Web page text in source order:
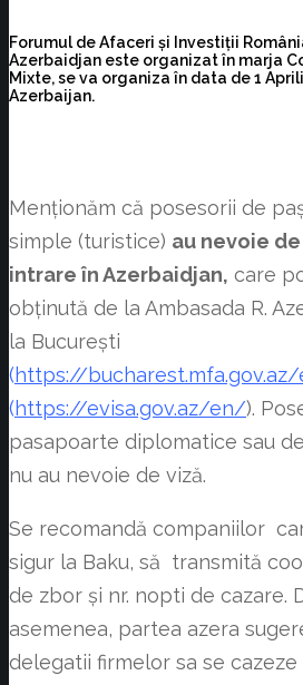
Forumul de Afaceri și Investiții
Azerbaidjan este organizat în marja
Mixte, se va organiza în data de 1
Azerbaijan.
Menționăm că posesorii de
simple (turistice) au nevoie
intrare în Azerbaidjan, care
obținută de la Ambasada R.
la București
(https://bucharest.mfa.gov.az/
(https://evisa.gov.az/en/).
pasapoarte diplomatice sau
nu au nevoie de viză.
Se recomandă companiilor
sigur la Baku, să transmită
de zbor și nr. nopti de cazare.
asemenea, partea azera
delegatii firmelor sa se